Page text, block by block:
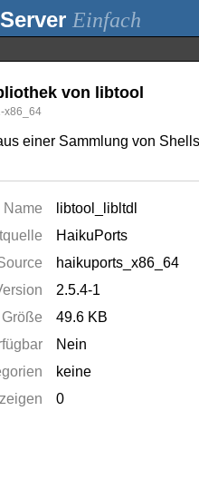
Einfach
von libtool
x86_64
einer Sammlung von
Name
libtool_libltdl
HaikuPorts
haikuports_x86_64
2.5.4-1
Größe
49.6 KB
Nein
keine
0